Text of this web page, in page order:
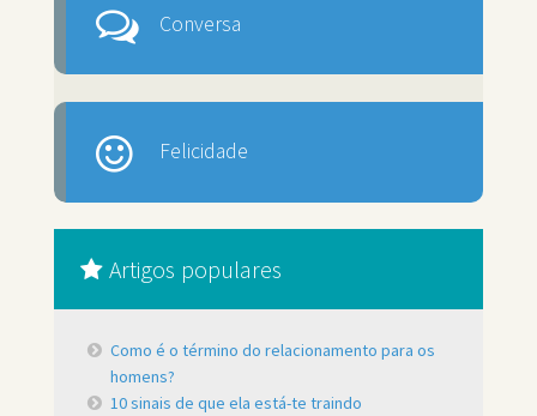
Conversa
Felicidade
Artigos populares
Como é o término do relacionamento para os
homens?
10 sinais de que ela está-te traindo